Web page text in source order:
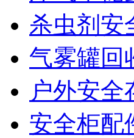
杀虫剂安
气雾罐回
户外安全
安全柜配